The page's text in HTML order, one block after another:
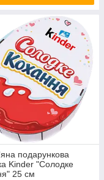
подарункова
Kinder "Солодке
25 см